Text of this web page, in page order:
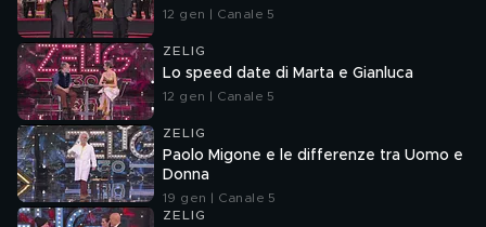
12 gen | Canale 5
ZELIG
Lo speed date di Marta e Gianluca
12 gen | Canale 5
ZELIG
Paolo Migone e le differenze tra Uomo e
Donna
19 gen | Canale 5
ZELIG